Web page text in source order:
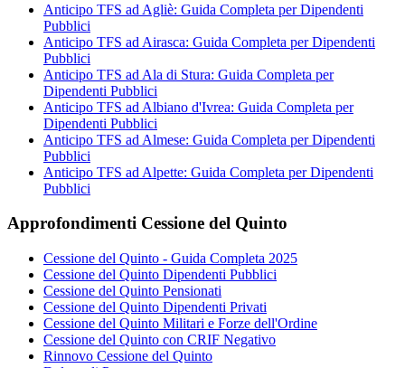
Anticipo TFS ad Agliè: Guida Completa per Dipendenti
Pubblici
Anticipo TFS ad Airasca: Guida Completa per Dipendenti
Pubblici
Anticipo TFS ad Ala di Stura: Guida Completa per
Dipendenti Pubblici
Anticipo TFS ad Albiano d'Ivrea: Guida Completa per
Dipendenti Pubblici
Anticipo TFS ad Almese: Guida Completa per Dipendenti
Pubblici
Anticipo TFS ad Alpette: Guida Completa per Dipendenti
Pubblici
Approfondimenti Cessione del Quinto
Cessione del Quinto - Guida Completa 2025
Cessione del Quinto Dipendenti Pubblici
Cessione del Quinto Pensionati
Cessione del Quinto Dipendenti Privati
Cessione del Quinto Militari e Forze dell'Ordine
Cessione del Quinto con CRIF Negativo
Rinnovo Cessione del Quinto